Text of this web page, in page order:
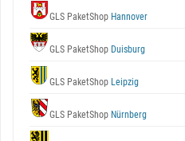
GLS PaketShop Hannover
GLS PaketShop Duisburg
GLS PaketShop Leipzig
GLS PaketShop Nürnberg